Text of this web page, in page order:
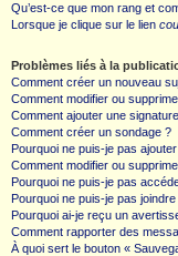
Qu’est-ce que mon rang et
Lorsque je clique sur le lien
Problèmes liés à la
Comment créer un nouveau
Comment modifier ou
Comment ajouter une
Comment créer un sondage ?
Pourquoi ne puis-je pas
Comment modifier ou
Pourquoi ne puis-je pas
Pourquoi ne puis-je pas
Pourquoi ai-je reçu un
Comment rapporter des
À quoi sert le bouton «